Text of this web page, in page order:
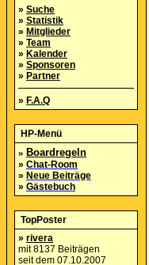
» Suche
» Statistik
» Mitglieder
» Team
» Kalender
» Sponsoren
» Partner
» F.A.Q
HP-Menü
» Boardregeln
» Chat-Room
» Neue Beiträge
» Gästebuch
TopPoster
» rivera
mit 8137 Beiträgen
seit dem 07.10.2007